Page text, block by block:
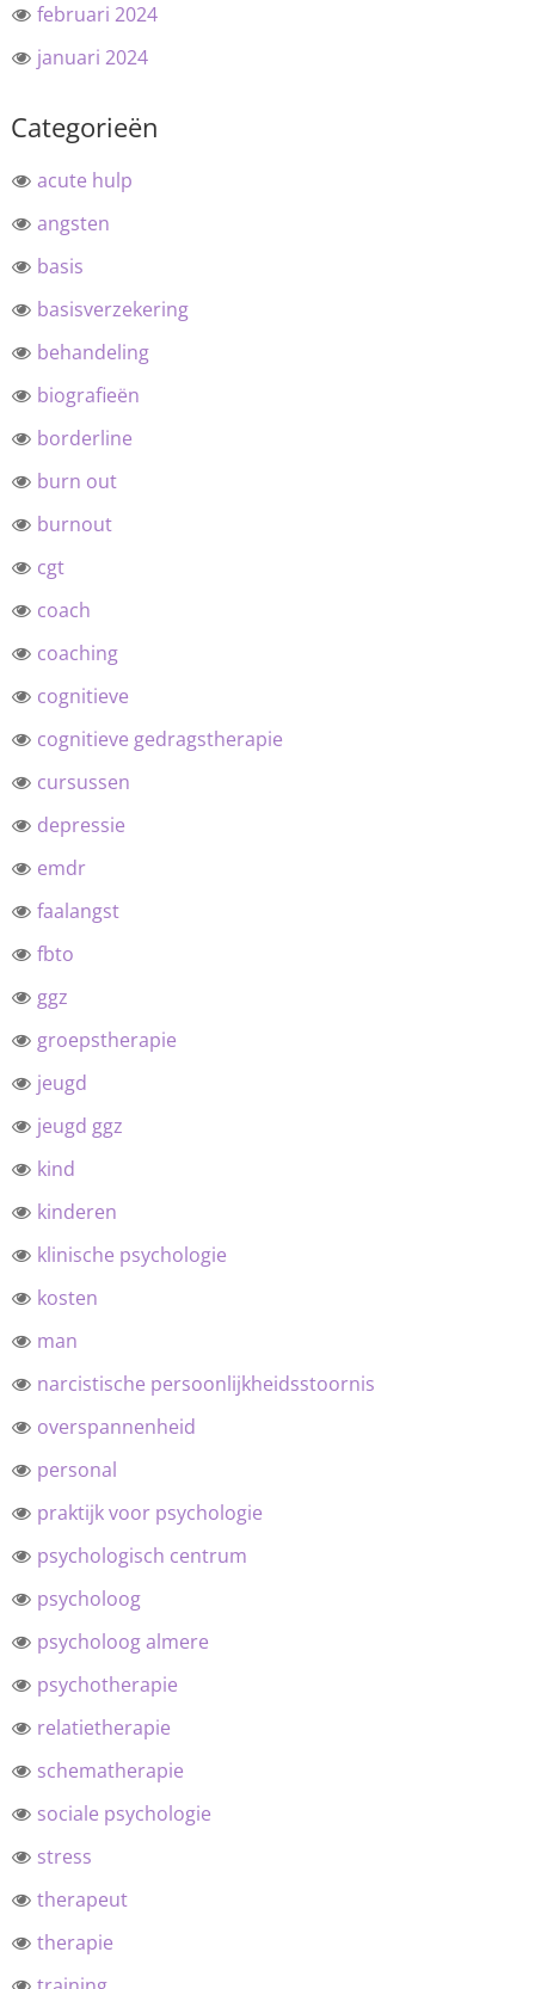
februari 2024
januari 2024
Categorieën
acute hulp
angsten
basis
basisverzekering
behandeling
biografieën
borderline
burn out
burnout
cgt
coach
coaching
cognitieve
cognitieve gedragstherapie
cursussen
depressie
emdr
faalangst
fbto
ggz
groepstherapie
jeugd
jeugd ggz
kind
kinderen
klinische psychologie
kosten
man
narcistische persoonlijkheidsstoornis
overspannenheid
personal
praktijk voor psychologie
psychologisch centrum
psycholoog
psycholoog almere
psychotherapie
relatietherapie
schematherapie
sociale psychologie
stress
therapeut
therapie